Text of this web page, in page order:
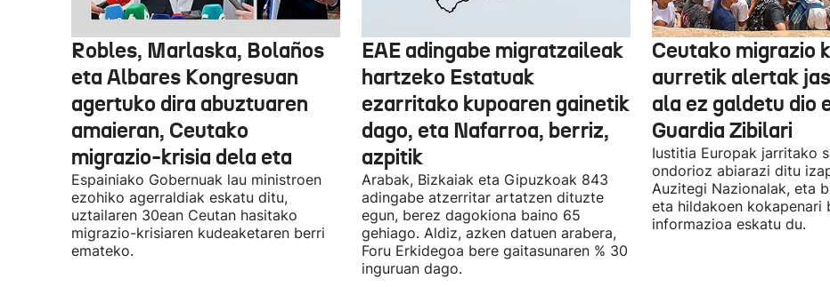
Robles, Marlaska, Bolaños
eta Albares Kongresuan
agertuko dira abuztuaren
amaieran, Ceutako
migrazio-krisia dela eta
Espainiako Gobernuak lau ministroen
ezohiko agerraldiak eskatu ditu,
uztailaren 30ean Ceutan hasitako
migrazio-krisiaren kudeaketaren berri
emateko.
EAE adingabe migratzaileak
hartzeko Estatuak
ezarritako kupoaren gainetik
dago, eta Nafarroa, berriz,
azpitik
Arabak, Bizkaiak eta Gipuzkoak 843
adingabe atzerritar artatzen dituzte
egun, berez dagokiona baino 65
gehiago. Aldiz, azken datuen arabera,
Foru Erkidegoa bere gaitasunaren % 30
inguruan dago.
Ceutako migrazio
aurretik alertak
ala ez galdetu dio
Guardia Zibilari
Iustitia Europak jarritako
ondorioz abiarazi ditu
Auzitegi Nazionalak, eta
eta hildakoen kokapenari
informazioa eskatu du.